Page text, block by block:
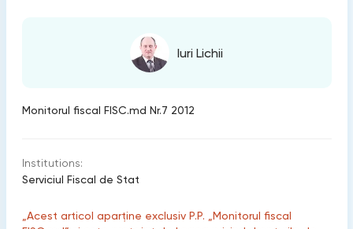
Iuri Lichii
Monitorul fiscal FISC.md Nr.7 2012
Institutions:
Serviciul Fiscal de Stat
„Acest articol aparține exclusiv P.P. „Monitorul fiscal